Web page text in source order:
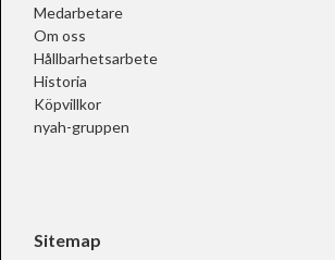
Medarbetare
Om oss
Hållbarhetsarbete
Historia
Köpvillkor
nyah-gruppen
Sitemap